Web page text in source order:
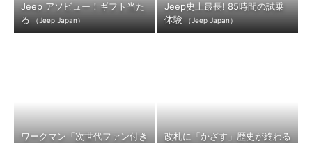
Jeep アソビュー！ギフト当た
る
（Jeep Japan）
Jeep史上最長! 85時間の試乗
体験
（Jeep Japan）
ワークマン「次世代ファン付き
改札に「かざす」歴史が終わる